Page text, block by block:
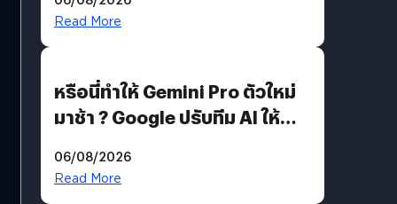
Read More
หรือนี่ทำให้ Gemini Pro ตัวใหม่
มาช้า ? Google ปรับทีม AI ให้
AGI
06/08/2026
Read More